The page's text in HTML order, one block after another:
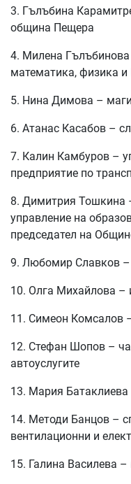
3. Гълъбина
община Пещера
4. Милена
математика, физика и
5. Нина Димова –
6. Атанас Касабов –
7. Калин Камбуров –
предприятие по
8. Димитрия Тошкина
управление на
председател на
9. Любомир Славков –
10. Олга Михайлова –
11. Симеон Комсалов
12. Стефан Шопов –
автоуслугите
13. Мария
14. Методи Банцов –
вентилационни и
15. Галина Василева